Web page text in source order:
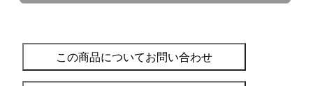
この商品についてお問い合わせ